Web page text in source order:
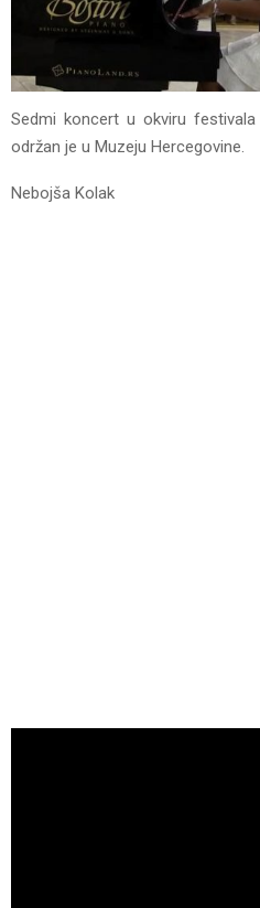
Sedmi koncert u okviru
održan je u Muzeju Hercegovine.
Nebojša Kolak